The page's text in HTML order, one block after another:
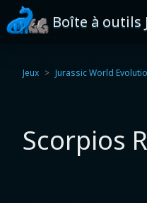
Boîte à outils
Jeux Jurassic World
Scorpios